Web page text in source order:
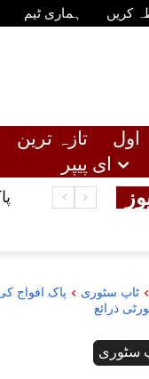
کریں ہماری ٹیم
تازہ ترین
ای پیپر
ٹاپ سٹوری
پاک افواج
ذرائع
سٹوری